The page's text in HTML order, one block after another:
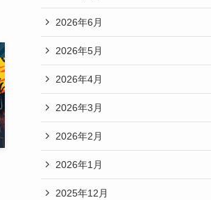
2026年6月
2026年5月
2026年4月
2026年3月
2026年2月
2026年1月
2025年12月